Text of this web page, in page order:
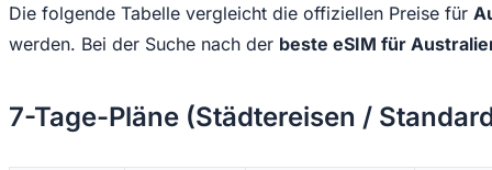
Die folgende Tabelle vergleicht die offiziellen Preise für
werden. Bei der Suche nach der beste eSIM für
7-Tage-Pläne (Städtereisen /